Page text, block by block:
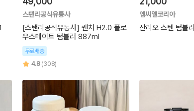
스탠리공식유통사
[스탠리공식유통사] 퀜처 H2.0 플로
우스테이트 텀블러 887ml
무료배송
4.8 (308)
엠씨엘코리아
산리오 스텐 텀블러